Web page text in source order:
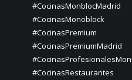
#CocinasMonblocMadrid
#CocinasMonoblock
#CocinasPremium
#CocinasPremiumMadrid
#CocinasRestaurantes